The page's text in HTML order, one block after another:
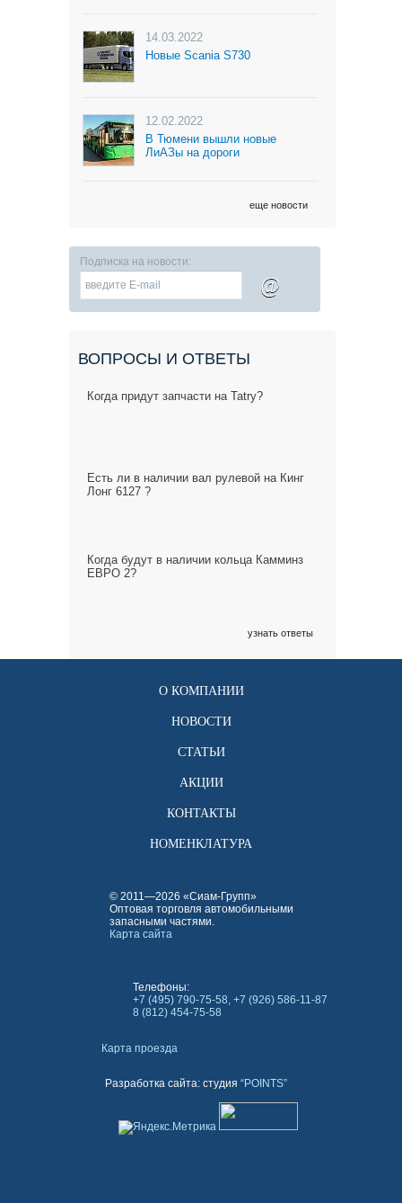
14.03.2022
Новые Scania S730
12.02.2022
В Тюмени вышли новые
ЛиАЗы на дороги
еще новости
Подписка на новости:
@
ВОПРОСЫ И ОТВЕТЫ
Когда придут запчасти на Tatry?
Есть ли в наличии вал рулевой на Кинг
Лонг 6127 ?
Когда будут в наличии кольца Камминз
ЕВРО 2?
узнать ответы
О КОМПАНИИ
НОВОСТИ
СТАТЬИ
АКЦИИ
КОНТАКТЫ
НОМЕНКЛАТУРА
© 2011—2026 «Сиам-Групп»
Оптовая торговля автомобильными
запасными частями.
Карта сайта
Телефоны:
+7 (495) 790-75-58, +7 (926) 586-11-87
8 (812) 454-75-58
Карта проезда
Разработка сайта: студия “POINTS”